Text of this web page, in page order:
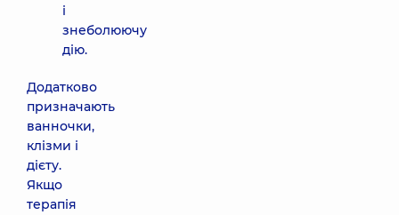
і
знеболюючу
дію.
Додатково
призначають
ванночки,
клізми і
дієту.
Якщо
терапія